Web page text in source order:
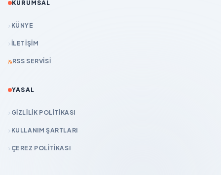
KURUMSAL
KÜNYE
İLETIŞIM
RSS SERVISI
YASAL
GIZLILIK POLITIKASI
KULLANIM ŞARTLARI
ÇEREZ POLITIKASI